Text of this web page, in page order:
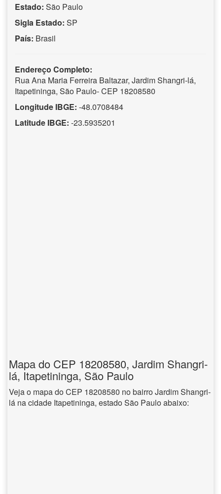
Estado: São Paulo
Sigla Estado: SP
País: Brasil
Endereço Completo:
Rua Ana Maria Ferreira Baltazar, Jardim Shangri-lá,
Itapetininga, São Paulo- CEP 18208580
Longitude IBGE: -48.0708484
Latitude IBGE: -23.5935201
Mapa do CEP 18208580, Jardim Shangri-
lá, Itapetininga, São Paulo
Veja o mapa do CEP 18208580 no bairro Jardim Shangri-
lá na cidade Itapetininga, estado São Paulo abaixo: